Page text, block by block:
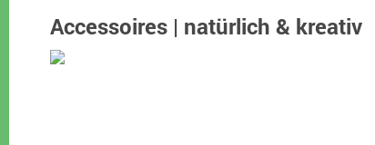
Accessoires | natürlich & kreativ